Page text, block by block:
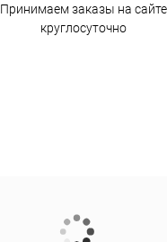
Принимаем заказы на сайте
круглосуточно